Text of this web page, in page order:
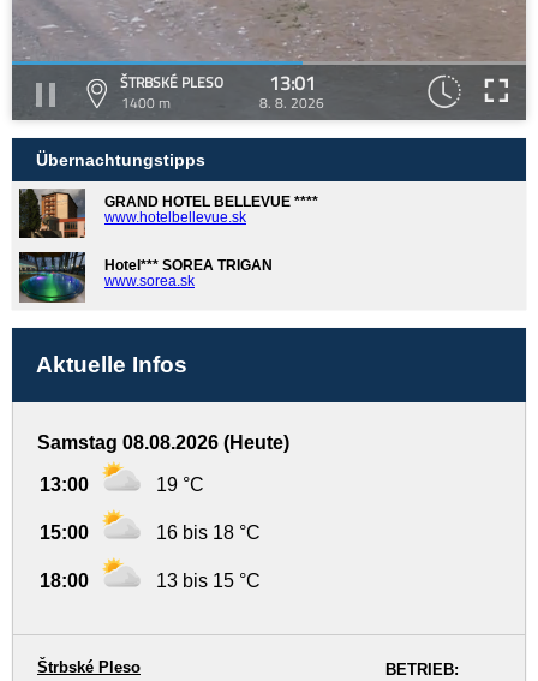
ŠTRBSKÉ PLESO
1400 m
13:01
8. 8. 2026
Übernachtungstipps
GRAND HOTEL BELLEVUE ****
www.hotelbellevue.sk
Hotel*** SOREA TRIGAN
www.sorea.sk
Aktuelle Infos
Samstag 08.08.2026 (Heute)
13:00 19 °C
15:00 16 bis 18 °C
18:00 13 bis 15 °C
BETRIEB:
Štrbské Pleso